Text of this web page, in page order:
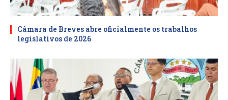
Câmara de Breves abre oficialmente os trabalhos
legislativos de 2026